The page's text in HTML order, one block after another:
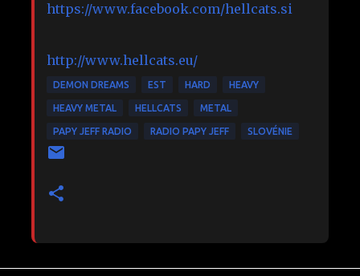
https://www.facebook.com/hellcats.si
http://www.hellcats.eu/
DEMON DREAMS EST HARD HEAVY
HEAVY METAL HELLCATS METAL
PAPY JEFF RADIO RADIO PAPY JEFF SLOVÉNIE